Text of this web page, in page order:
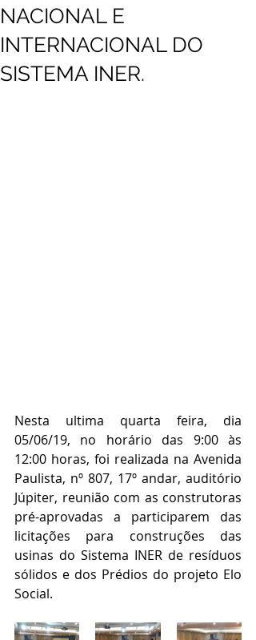
NACIONAL E
INTERNACIONAL DO
SISTEMA INER.
Nesta ultima quarta feira, dia
05/06/19, no horário das 9:00 às
12:00 horas, foi realizada na Avenida
Paulista, nº 807, 17º andar, auditório
Júpiter, reunião com as construtoras
pré-aprovadas a participarem das
licitações para construções das
usinas do Sistema INER de resíduos
sólidos e dos Prédios do projeto Elo
Social.